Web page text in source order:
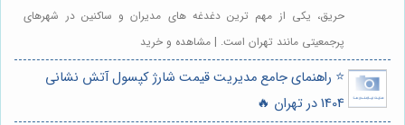
حریق، یکی از مهم ترین دغدغه های مدیران و ساکنین در شهرهای
پرجمعیتی مانند تهران است. | مشاهده و خرید
⭐️ راهنمای جامع مدیریت قیمت شارژ کپسول آتش نشانی
1404 در تهران 🔥